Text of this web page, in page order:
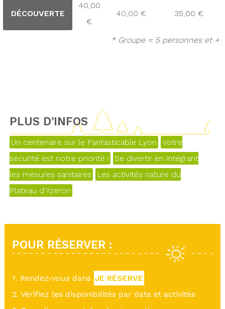
DÉCOUVERTE
40,00
€
40,00 € 35,00 €
* Groupe = 5 personnes et +
PLUS D'INFOS
Un centenaire sur le Fantasticable Lyon
Votre
sécurité est notre priorité !
Se divertir en intégrant
les mesures sanitaires
Les activités nature du
Plateau d'Yzeron
POUR RÉSERVER :
1. Rendez-vous dans JE RÉSERVE
2. Vérifiez les disponibilités par date et activités